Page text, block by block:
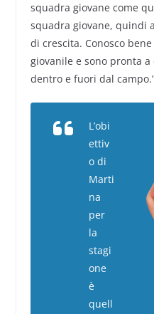
squadra giovane come
squadra giovane, quindi
di crescita. Conosco
giovanile e sono pronta
dentro e fuori dal
L’obi
ettiv
o di
Marti
na
per
la
stagi
one
è
quell